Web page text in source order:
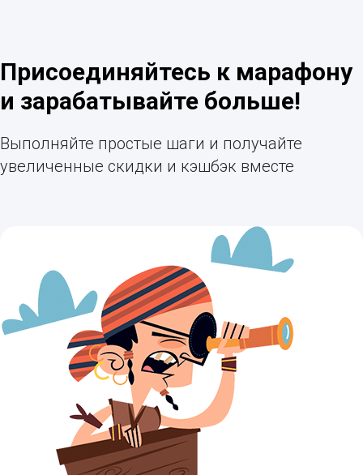
Присоединяйтесь к марафону
и зарабатывайте больше!
Выполняйте простые шаги и получайте
увеличенные скидки и кэшбэк вместе